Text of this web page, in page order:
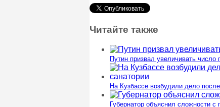
Читайте также
Путин призвал увеличивать
На Кузбассе возбудили дело
Губернатор объяснил сложности